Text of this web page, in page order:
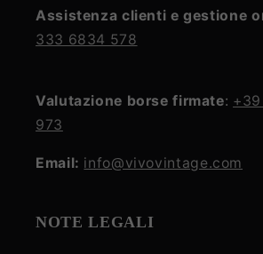
Assistenza clienti e gestione
333 6834 578
Valutazione borse firmate:
973
Email: info@vivovintage.com
NOTE LEGALI